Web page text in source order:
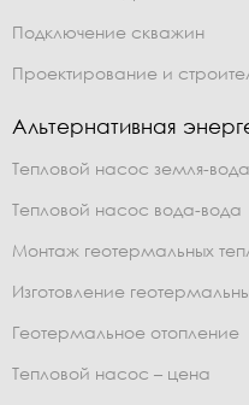
Подключение скважин
Проектирование и
Альтернативная
Тепловой насос земля-вода
Тепловой насос вода-вода
Монтаж геотермальных
Изготовление
Геотермальное отопление
Тепловой насос – цена